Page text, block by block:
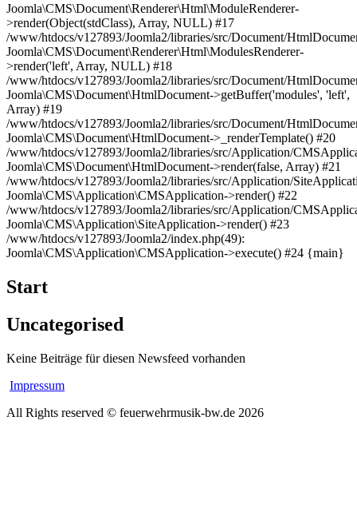
Joomla\CMS\Document\Renderer\Html\ModuleRenderer-
>render(Object(stdClass), Array, NULL) #17
/www/htdocs/v127893/Joomla2/libraries/src/Document/
Joomla\CMS\Document\Renderer\Html\ModulesRenderer-
>render('left', Array, NULL) #18
/www/htdocs/v127893/Joomla2/libraries/src/Document/
Joomla\CMS\Document\HtmlDocument->getBuffer('modules', 'left',
Array) #19
/www/htdocs/v127893/Joomla2/libraries/src/Document/
Joomla\CMS\Document\HtmlDocument->_renderTemplate() #20
/www/htdocs/v127893/Joomla2/libraries/src/Application/
Joomla\CMS\Document\HtmlDocument->render(false, Array) #21
/www/htdocs/v127893/Joomla2/libraries/src/Application/
Joomla\CMS\Application\CMSApplication->render() #22
/www/htdocs/v127893/Joomla2/libraries/src/Application/
Joomla\CMS\Application\SiteApplication->render() #23
/www/htdocs/v127893/Joomla2/index.php(49):
Joomla\CMS\Application\CMSApplication->execute() #24 {main}
Start
Uncategorised
Keine Beiträge für diesen Newsfeed vorhanden
Impressum
All Rights reserved © feuerwehrmusik-bw.de 2026